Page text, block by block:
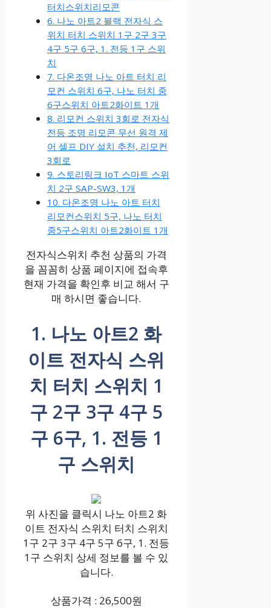
터치스위치리모콘
6. 나노 아트2 블랙 전자식 스
위치 터치 스위치 1구 2구 3구
4구 5구 6구, 1. 전등 1구 스위
치
7. 다온조명 나노 아트 터치 리
모컨 스위치 6구, 나노 터치 중
6구스위치 아트2화이트 1개
8. 리모컨 스위치 3회로 전자식
전등 조명 리모콘 무선 원격 제
어 셀프 DIY 설치 추천, 리모컨
3회로
9. 스토리링크 IoT 스마트 스위
치 2구 SAP-SW3, 1개
10. 다온조명 나노 아트 터치
리모컨스위치 5구, 나노 터치
중5구스위치 아트2화이트 1개
전자식스위치 추천 상품의 가격
을 꼼꼼히 상품 페이지에 접속후
현재 가격을 확인후 비교 해서 구
매 하시면 좋습니다.
1. 나노 아트2 화
이트 전자식 스위
치 터치 스위치 1
구 2구 3구 4구 5
구 6구, 1. 전등 1
구 스위치
위 사진을 클릭시 나노 아트2 화
이트 전자식 스위치 터치 스위치
1구 2구 3구 4구 5구 6구, 1. 전등
1구 스위치 상세 정보를 볼 수 있
습니다.
상품가격 : 26,500원